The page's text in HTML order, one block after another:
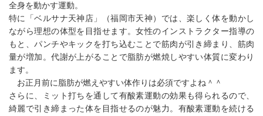
全身を動かす運動。
特に「ベルサナ天神店」（福岡市天神）では、楽しく体を動かし
ながら理想の体型を目指せます。女性のインストラクター指導の
もと、パンチやキックを打ち込むことで筋肉が引き締まり、筋肉
量が増加。代謝が上がることで脂肪が燃焼しやすい体質に変わり
ます。
お正月前に脂肪が燃えやすい体作りは必須ですよね＾＾
さらに、ミット打ちを通して有酸素運動の効果も得られるので、
綺麗で引き締まった体を目指せるのが魅力。有酸素運動を続ける